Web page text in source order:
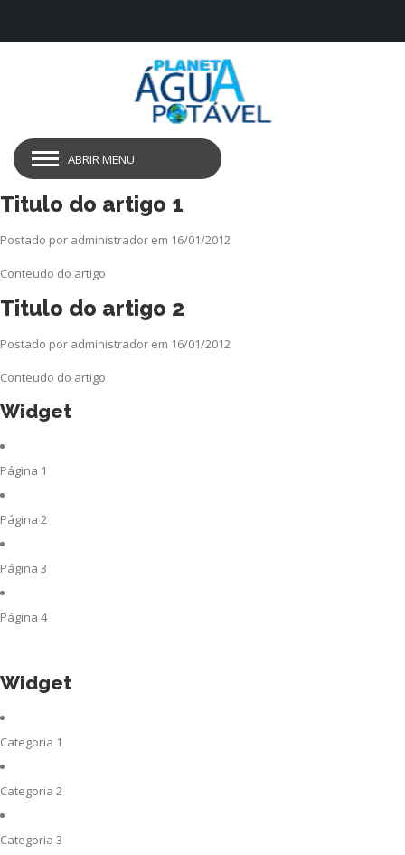
ABRIR MENU
Titulo do artigo 1
Postado por administrador em 16/01/2012
Conteudo do artigo
Titulo do artigo 2
Postado por administrador em 16/01/2012
Conteudo do artigo
Widget
Página 1
Página 2
Página 3
Página 4
Widget
Categoria 1
Categoria 2
Categoria 3